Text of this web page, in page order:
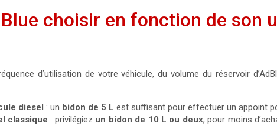
choisir en fonction de son
d’utilisation de votre véhicule, du volume du réservoir
diesel : un bidon de 5 L est suffisant pour effectuer un appoint
classique : privilégiez un bidon de 10 L ou deux, pour moins